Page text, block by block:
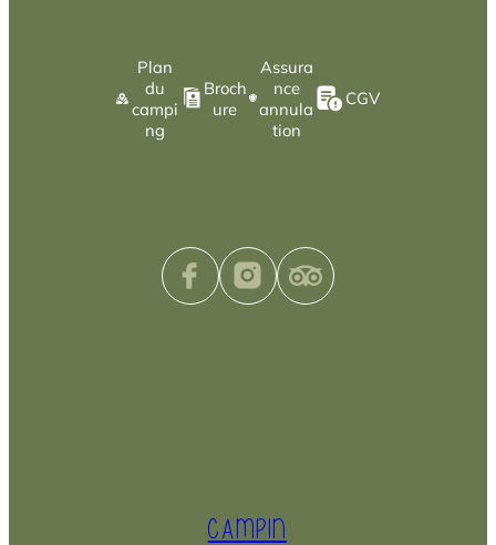
Plan
du
campi
ng
Broch
ure
Assura
nce
annula
tion
CGV
CAMPIN